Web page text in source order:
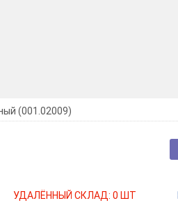
(001.02009)
УДАЛЁННЫЙ СКЛАД: 0 ШТ